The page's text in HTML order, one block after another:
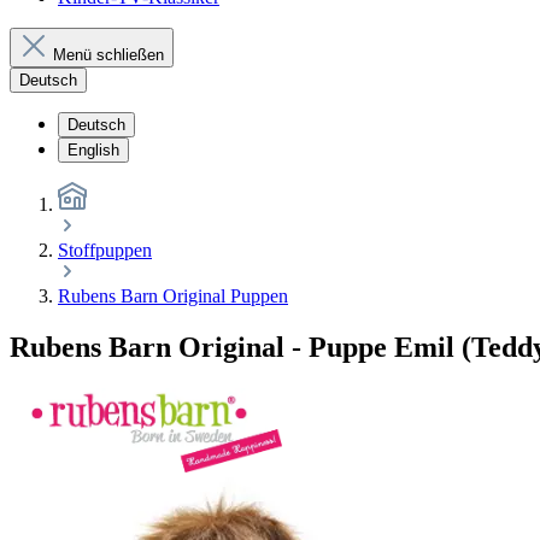
Menü schließen
Deutsch
Deutsch
English
Stoffpuppen
Rubens Barn Original Puppen
Rubens Barn Original - Puppe Emil